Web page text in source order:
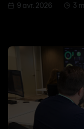
9 avr. 2026 3